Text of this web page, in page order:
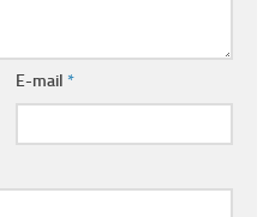
E-mail *